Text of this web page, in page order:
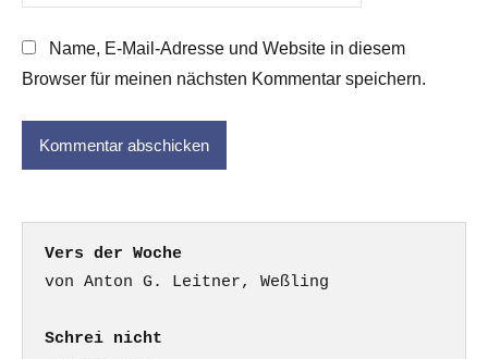
Name, E-Mail-Adresse und Website in diesem
Browser für meinen nächsten Kommentar speichern.
Vers der Woche
Schrei nicht